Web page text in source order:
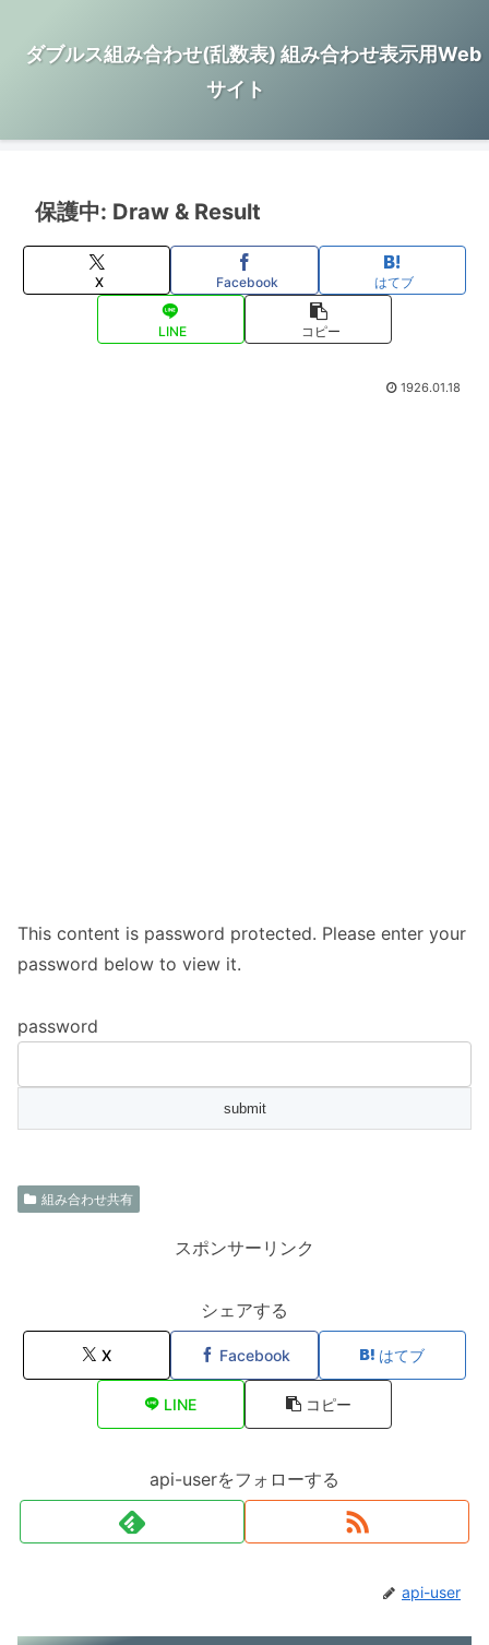
ダブルス組み合わせ(乱数表) 組み合わせ表示用Web
サイト
保護中: Draw & Result
X Facebook はてブ
LINE コピー
1926.01.18
This content is password protected. Please enter your
password below to view it.
password
組み合わせ共有
スポンサーリンク
シェアする
X Facebook はてブ
LINE コピー
api-userをフォローする
api-user